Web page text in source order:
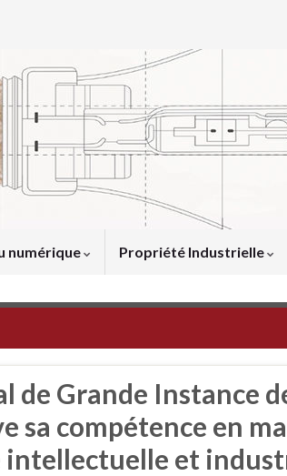
numérique Propriété Industrielle
de Grande Instance
sa compétence en
intellectuelle et